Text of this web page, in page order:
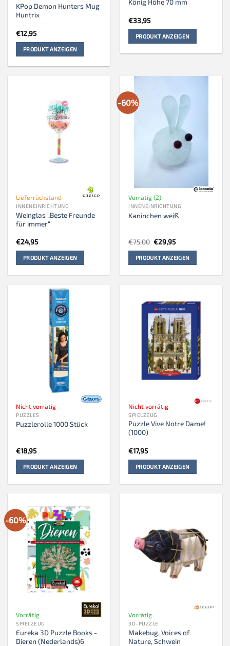
KPop Demon Hunters Mug
Huntrix
€12,95
PRODUKT ANZEIGEN
König Höhe 70 mm
€33,95
PRODUKT ANZEIGEN
Lieferrückstand
INNENEINRICHTUNG
Weinglas „Beste Freunde
für immer“
€24,95
PRODUKT ANZEIGEN
-60%
Vorrätig (2)
INNENEINRICHTUNG
Kaninchen weiß
€75,00 Ursprünglicher
Preis
war:
€75,00
€29,95Aktueller
ist:
€29,95.
PRODUKT ANZEIGEN
Nicht vorrätig
PUZZLES
Puzzlerolle 1000 Stück
€18,95
PRODUKT ANZEIGEN
Nicht vorrätig
SPIELZEUG
Puzzle Vive Notre Dame!
(1000)
€17,95
PRODUKT ANZEIGEN
-60%
Vorrätig
SPIELZEUG
Eureka 3D Puzzle Books -
Dieren (Nederlands)6
Vorrätig
3D-PUZZLE
Makebug, Voices of
Nature, Schwein